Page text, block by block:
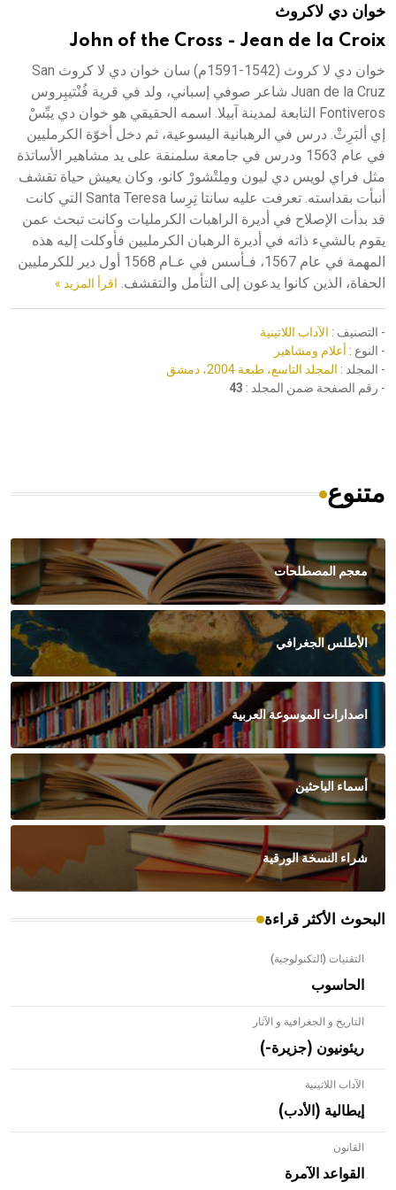
هيئة الموسوعة العربية تطلق موسوعات جديدة في عام 2026خوان دي لاكروث
John of the Cross - Jean de la Croix
خوان دي لا كروث (1542-1591م) سان خوان دي لا كروث San
Juan de la Cruz شاعر صوفي إسباني، ولد في قرية فُنْتيبِروس
Fontiveros التابعة لمدينة آبيلا. اسمه الحقيقي هو خوان دي يبِّسْ
إي ألبَرِثْ. درس في الرهبانية اليسوعية، ثم دخل أخوّة الكرمليين
في عام 1563 ودرس في جامعة سلمنقة على يد مشاهير الأساتذة
مثل فراي لويس دي ليون ومِلتْشورْ كانو، وكان يعيش حياة تقشف
أنبأت بقداسته. تعرفت عليه سانتا تِرِسا Santa Teresa التي كانت
قد بدأت الإصلاح في أديرة الراهبات الكرمليات وكانت تبحث عمن
يقوم بالشيء ذاته في أديرة الرهبان الكرمليين فأوكلت إليه هذه
المهمة في عام 1567، فـأسس في عـام 1568 أول دير للكرمليين
الحفاة، الذين كانوا يدعون إلى التأمل والتقشف. اقرأ المزيد »
- التصنيف : الآداب اللاتينية
- النوع : أعلام ومشاهير
- المجلد : المجلد التاسع، طبعة 2004، دمشق
- رقم الصفحة ضمن المجلد : 43
متنوع
معجم المصطلحات
الأطلس الجغرافي
اصدارات الموسوعة العربية
أسماء الباحثين
شراء النسخة الورقية
البحوث الأكثر قراءة
التقنيات (التكنولوجية)
الحاسوب
التاريخ و الجغرافية و الآثار
ريئونيون (جزيرة-)
الآداب اللاتينية
إيطالية (الأدب)
القانون
القواعد الآمرة
- هل تعلم أن الأبلق نوع من الفنون الهندسية التي ارتبطت
بالعمارة الإسلامية في بلاد الشام ومصر خاصة، حيث يحرص
المعمار على بناء مداميكه وخاصة في الواجهات